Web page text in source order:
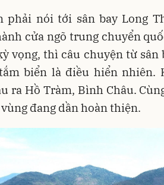
phải nói tới sân bay Long
cửa ngõ trung chuyển
vọng, thì câu chuyện từ sân
biển là điều hiển nhiên.
ra Hồ Tràm, Bình Châu.
đang dần hoàn thiện.